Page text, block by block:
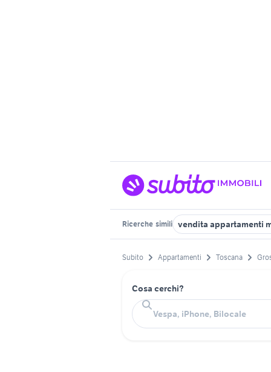
Ricerche simili vendita appartamenti
Subito Appartamenti Toscana
Cosa cerchi?